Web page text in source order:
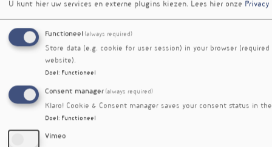
U kunt hier uw services en externe plugins kiezen. Lees hier onze
Functioneel (always required)
Store data (e.g. cookie for user session) in your browser
website).
Doel : Functioneel
Consent manager (always required)
Klaro! Cookie & Consent manager saves your consent status in
Doel : Functioneel
Vimeo